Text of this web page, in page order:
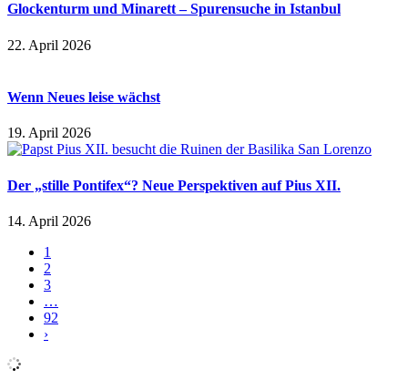
Glockenturm und Minarett – Spurensuche in Istanbul
22. April 2026
Wenn Neues leise wächst
19. April 2026
Der „stille Pontifex“? Neue Perspektiven auf Pius XII.
14. April 2026
1
2
3
…
92
›